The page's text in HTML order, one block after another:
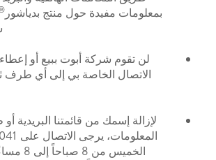
بمعلومات مفيدة حول منتج بدياشور®
شركة
لن تقوم شركة أبوت ببيع أو إعطاء
الاتصال الخاصة بي إلى أي طرف ثالث
لإزالة إسمك من قائمتنا البريدية أو
الخميس من 8 صباحاً